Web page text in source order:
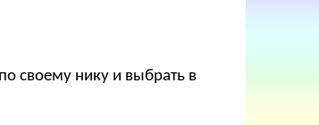
своему нику и выбрать в